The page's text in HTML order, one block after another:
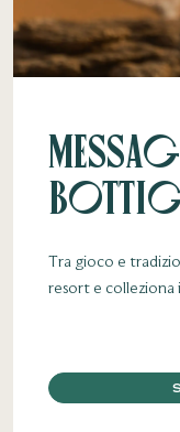
Tra gioco e
resort e colleziona